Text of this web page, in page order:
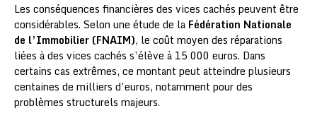
Les conséquences financières des vices cachés peuvent être
considérables. Selon une étude de la Fédération Nationale
de l’Immobilier (FNAIM), le coût moyen des réparations
liées à des vices cachés s’élève à 15 000 euros. Dans
certains cas extrêmes, ce montant peut atteindre plusieurs
centaines de milliers d’euros, notamment pour des
problèmes structurels majeurs.